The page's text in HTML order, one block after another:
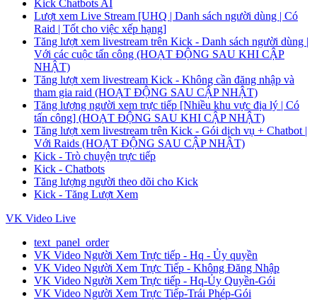
Kick Chatbots AI
Lượt xem Live Stream [UHQ | Danh sách người dùng | Có
Raid | Tốt cho việc xếp hạng]
Tăng lượt xem livestream trên Kick - Danh sách người dùng |
Với các cuộc tấn công (HOẠT ĐỘNG SAU KHI CẬP
NHẬT)
Tăng lượt xem livestream Kick - Không cần đăng nhập và
tham gia raid (HOẠT ĐỘNG SAU CẬP NHẬT)
Tăng lượng người xem trực tiếp [Nhiều khu vực địa lý | Có
tấn công] (HOẠT ĐỘNG SAU KHI CẬP NHẬT)
Tăng lượt xem livestream trên Kick - Gói dịch vụ + Chatbot |
Với Raids (HOẠT ĐỘNG SAU CẬP NHẬT)
Kick - Trò chuyện trực tiếp
Kick - Chatbots
Tăng lượng người theo dõi cho Kick
Kick - Tăng Lượt Xem
VK Video Live
text_panel_order
VK Video Người Xem Trực tiếp - Hq - Ủy quyền
VK Video Người Xem Trực Tiếp - Không Đăng Nhập
VK Video Người Xem Trực tiếp - Hq-Ủy Quyền-Gói
VK Video Người Xem Trực Tiếp-Trái Phép-Gói